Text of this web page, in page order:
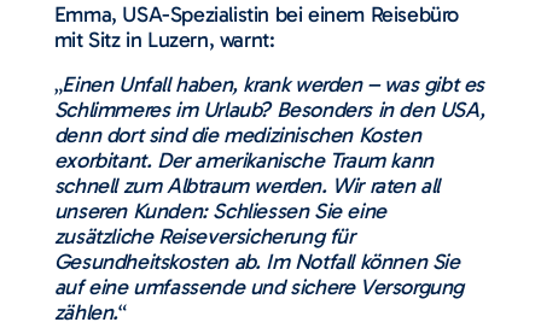
Emma, USA-Spezialistin bei einem Reisebüro
mit Sitz in Luzern, warnt:
„Einen Unfall haben, krank werden – was gibt es
Schlimmeres im Urlaub? Besonders in den USA,
denn dort sind die medizinischen Kosten
exorbitant. Der amerikanische Traum kann
schnell zum Albtraum werden. Wir raten all
unseren Kunden: Schliessen Sie eine
zusätzliche Reiseversicherung für
Gesundheitskosten ab. Im Notfall können Sie
auf eine umfassende und sichere Versorgung
zählen.“